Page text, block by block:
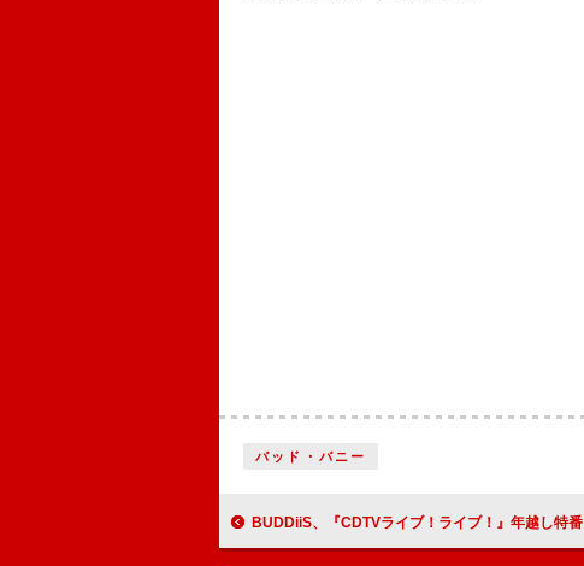
バッド・バニー
BUDDiiS、『CDTVライブ！ライブ！』年越し特番での「Dear」ライブ映像を期間限定公開